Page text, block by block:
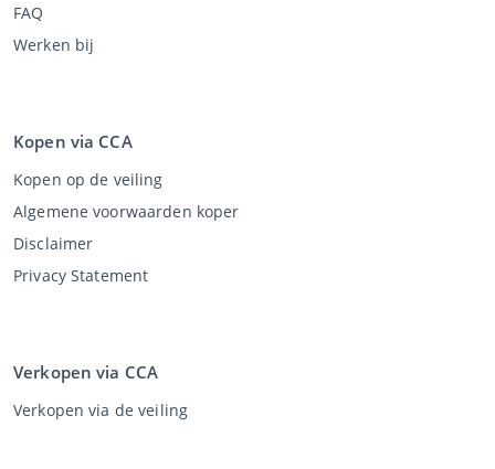
FAQ
Werken bij
Kopen via CCA
Kopen op de veiling
Algemene voorwaarden koper
Disclaimer
Privacy Statement
Verkopen via CCA
Verkopen via de veiling